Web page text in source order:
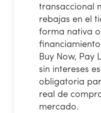
transaccional
rebajas en el
forma nativa
Buy Now, Pay
sin intereses
obligatoria
real de
mercado.